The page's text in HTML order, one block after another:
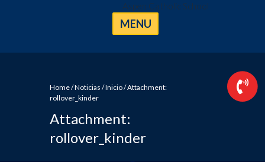
Aspen Catholic School
MENU
Home/Noticias /Inicio/Attachment:
rollover_kinder
Attachment:
rollover_kinder